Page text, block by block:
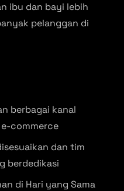
ibu dan bayi lebih
pelanggan di
berbagai kanal
commerce
dan tim
berdedikasi
di Hari yang Sama